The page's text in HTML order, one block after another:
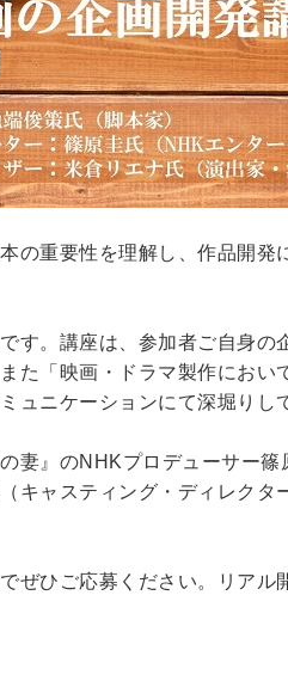
重要性を理解し、作品開発
。講座は、参加者ご自身の
た「映画・ドラマ製作におい
ュニケーションにて深堀りし
』のNHKプロデューサー
キャスティング・ディレク
ひご応募ください。リアル